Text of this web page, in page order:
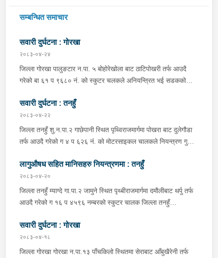
सम्बन्धित समाचार
सवारी दुर्घटना : गोरखा
२०८३-०४-२४
जिल्ला गोरखा पालुङटार न.पा. ५ बोहोरेखोला बाट ठाटिपोखरी तर्फ आउदै
गरेको बा ६१ प ९६८० नं. को स्कुटर चलकले अनियन्त्रित भई सडकको
५ मागरगाउ वस्ने वर्ष २८ को अभिषेक गिरि घाइते भई उपचारको लागि तेज
फार्मेसिमा लगेकोमा सामान्य उपचार पश्चात् थप उपचारको लागि आपिपल
अस्पताल गोरखा पठाएको ।
सवारी दुर्घटना : तनहुँ
२०८३-०४-२२
जिल्ला तनहुँ शु.न.पा.२ गाछेपानी स्थित पृथ्विराजमार्गमा पोखरा बाट दुलेगौडा
तर्फ आउदै गरेको ग ४ प ६२६ नं. को मोटरसाइकल चालकले नियन्त्रण गुमाइ
जिल्ला कास्की पो.म.न.पा.३३ बस्ने बर्ष ३९ को मन बहादुर पुन घाइते भइ
उपचारको लागी तनहुँ सेवा हस्पिटल दुलेगौडा ल्याईएकोमा प्राम्भिक उपचार
पश्चात थप उपचारको लागी ०७:५५ बजे पोखरा रिफर भएको ।
लागुऔषध सहित मानिसहरु नियन्त्रणमा : तनहुँ
२०८३-०४-२०
जिल्ला तनहुँ म्याग्दे गा.पा.२ जामुने स्थित पृथ्बीराजमार्गमा दमौलीबाट थर्पु तर्फ
आउदै गरेको ग १६ प ४५९६ नम्बरको स्कुटर चालक जिल्ला तनहुँ
ऐ.५ बस्ने बर्ष ३४ को नरजंग राना स्कुटर रोकी सर्भिस लेनमा बसीरहेको
अबस्थामा थर्पुबाट खटिएको प्रहरी टोलिले शंकास्पद लागि चेकजाँच गर्ने
क्रममा निज अमन पौडेलको साथबाट र स्कुटरको डिक्की भित्रबाट गरी
सवारी दुर्घटना : गोरखा
२०८३-०४-१८
जिल्ला गोरखा गोरखा न.पा.१३ पाँचकिलो स्थितमा सेराबाट आँबुखैरेनी तर्फ